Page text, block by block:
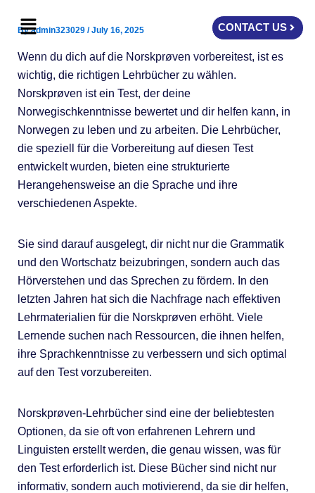
Menu CONTACT US
Byadmin323029 /July 16, 2025
Wenn du dich auf die Norskprøven vorbereitest, ist es
wichtig, die richtigen Lehrbücher zu wählen.
Norskprøven ist ein Test, der deine
Norwegischkenntnisse bewertet und dir helfen kann, in
Norwegen zu leben und zu arbeiten. Die Lehrbücher,
die speziell für die Vorbereitung auf diesen Test
entwickelt wurden, bieten eine strukturierte
Herangehensweise an die Sprache und ihre
verschiedenen Aspekte.
Sie sind darauf ausgelegt, dir nicht nur die Grammatik
und den Wortschatz beizubringen, sondern auch das
Hörverstehen und das Sprechen zu fördern. In den
letzten Jahren hat sich die Nachfrage nach effektiven
Lehrmaterialien für die Norskprøven erhöht. Viele
Lernende suchen nach Ressourcen, die ihnen helfen,
ihre Sprachkenntnisse zu verbessern und sich optimal
auf den Test vorzubereiten.
Norskprøven-Lehrbücher sind eine der beliebtesten
Optionen, da sie oft von erfahrenen Lehrern und
Linguisten erstellt werden, die genau wissen, was für
den Test erforderlich ist. Diese Bücher sind nicht nur
informativ, sondern auch motivierend, da sie dir helfen,